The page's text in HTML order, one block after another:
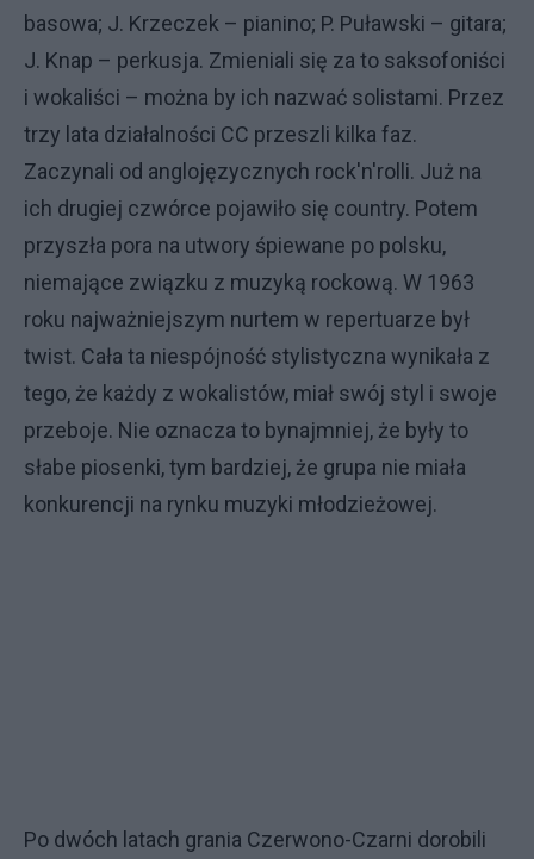
basowa; J. Krzeczek – pianino; P. Puławski – gitara;
J. Knap – perkusja. Zmieniali się za to saksofoniści
i wokaliści – można by ich nazwać solistami. Przez
trzy lata działalności CC przeszli kilka faz.
Zaczynali od anglojęzycznych rock'n'rolli. Już na
ich drugiej czwórce pojawiło się country. Potem
przyszła pora na utwory śpiewane po polsku,
niemające związku z muzyką rockową. W 1963
roku najważniejszym nurtem w repertuarze był
twist. Cała ta niespójność stylistyczna wynikała z
tego, że każdy z wokalistów, miał swój styl i swoje
przeboje. Nie oznacza to bynajmniej, że były to
słabe piosenki, tym bardziej, że grupa nie miała
konkurencji na rynku muzyki młodzieżowej.
Po dwóch latach grania Czerwono-Czarni dorobili